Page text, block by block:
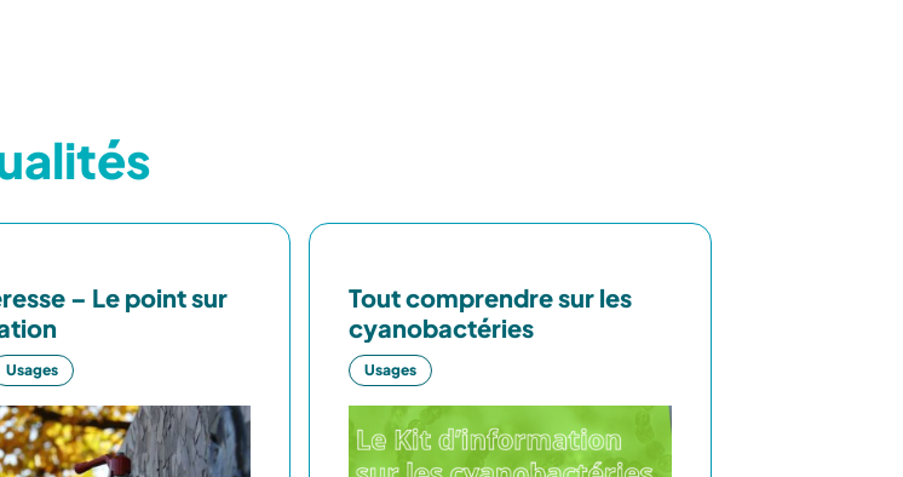
– Le point sur
Usages
Tout comprendre sur les
cyanobactéries
Usages